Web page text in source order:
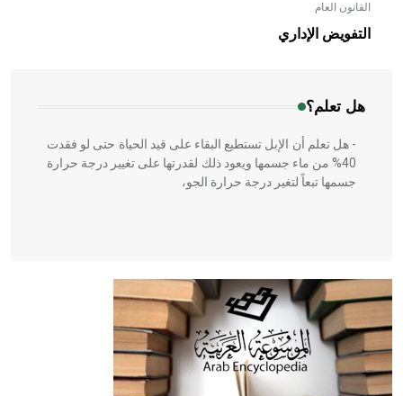
القانون العام
التفويض الإداري
هل تعلم؟
- هل تعلم أن الأبلق نوع من الفنون الهندسية التي ارتبطت
بالعمارة الإسلامية في بلاد الشام ومصر خاصة، حيث يحرص
المعمار على بناء مداميكه وخاصة في الواجهات
- هل تعلم أن الإبل تستطيع البقاء على قيد الحياة حتى لو فقدت
40% من ماء جسمها ويعود ذلك لقدرتها على تغيير درجة حرارة
جسمها تبعاً لتغير درجة حرارة الجو،
- هل تعلم أن أبقراط كتب في الطب أربعة مؤلفات هي:
الحكم، الأدلة، تنظيم التغذية، ورسالته في جروح الرأس. ويعود
له الفضل بأنه حرر الطب من الدين والفلسفة.